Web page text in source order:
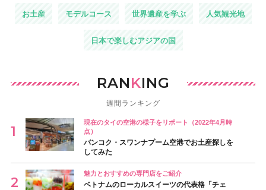
お土産 モデルコース 世界遺産を学ぶ 人気観光地
日本で楽しむアジアの国
RANKING
週間ランキング
現在のタイの空港の様子をリポート（2022年4月時
点）
バンコク・スワンナプーム空港でお土産探しを
してみた
魅力とおすすめの専門店をご紹介
ベトナムのローカルスイーツの代表格「チェ